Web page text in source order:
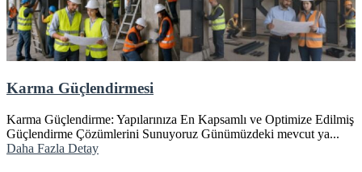
Karma Güçlendirmesi
Karma Güçlendirme: Yapılarınıza En Kapsamlı ve Optimize Edilmiş
Güçlendirme Çözümlerini Sunuyoruz Günümüzdeki mevcut ya...
Daha Fazla Detay